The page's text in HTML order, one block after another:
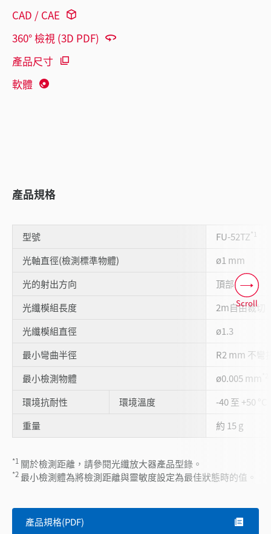
CAD / CAE
360° 檢視 (3D PDF)
產品尺寸
軟體
產品規格
型號 FU-52TZ*1
光軸直徑(檢測標準物體)
ø1 mm
光的射出方向
頂部
光纖模組長度
2m自由裁切
光纖模組直徑
ø1.3
最小彎曲半徑
R2 mm 不彎
最小檢測物體
ø0.005 mm
環境抗耐性 環境溫度
-40 至 +50 °C
重量
約 15 g
*1 關於檢測距離，請參閱光纖放大器產品型錄。
*2 最小檢測體為將檢測距離與靈敏度設定為最佳狀態時的值。
Scroll
產品規格(PDF)